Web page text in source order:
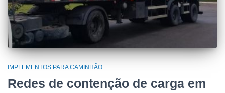
IMPLEMENTOS PARA CAMINHÃO
Redes de contenção de carga em